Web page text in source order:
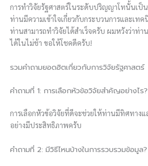
การทำวิจัยรัฐศาสตร์ในระดับปริญญาโทนั้นเป็
ท่านมีความเข้าใจเกี่ยวกับกระบวนการและเท
ท่านสามารถทำวิจัยได้สำเร็จครับ ผมหวังว่าท่า
ได้ในไม่ช้า ขอให้โชคดีครับ!
รวมคำถามยอดฮิตเกี่ยวกับการวิจัยรัฐศาสตร์
คำถามที่ 1: การเลือกหัวข้อวิจัยสำคัญอย่างไร?
การเลือกหัวข้อวิจัยที่ดีจะช่วยให้ท่านมีทิศทางแ
อย่างมีประสิทธิภาพครับ
คำถามที่ 2: มีวิธีไหนบ้างในการรวบรวมข้อมูล?